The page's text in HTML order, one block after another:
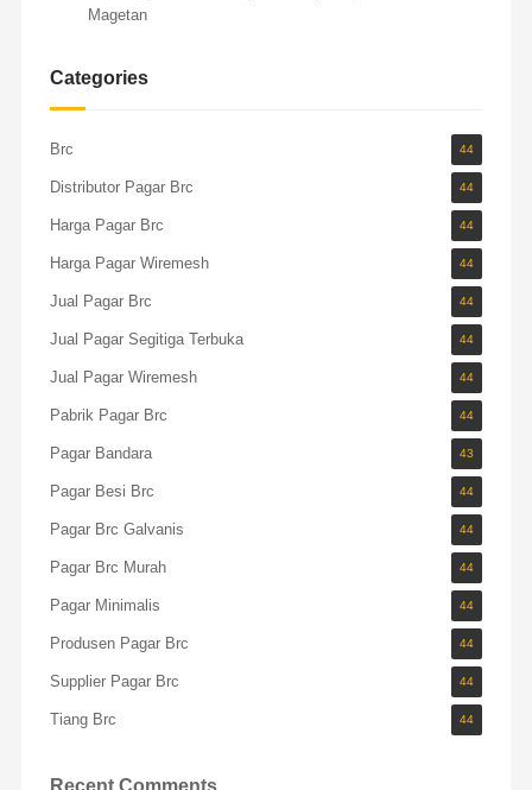
Magetan
Categories
Brc 44
Distributor Pagar Brc 44
Harga Pagar Brc 44
Harga Pagar Wiremesh 44
Jual Pagar Brc 44
Jual Pagar Segitiga Terbuka 44
Jual Pagar Wiremesh 44
Pabrik Pagar Brc 44
Pagar Bandara 43
Pagar Besi Brc 44
Pagar Brc Galvanis 44
Pagar Brc Murah 44
Pagar Minimalis 44
Produsen Pagar Brc 44
Supplier Pagar Brc 44
Tiang Brc 44
Recent Comments